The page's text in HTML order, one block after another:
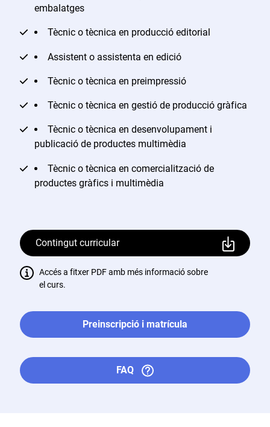
embalatges
Tècnic o tècnica en producció editorial
Assistent o assistenta en edició
Tècnic o tècnica en preimpressió
Tècnic o tècnica en gestió de producció gràfica
Tècnic o tècnica en desenvolupament i
publicació de productes multimèdia
Tècnic o tècnica en comercialització de
productes gràfics i multimèdia
Contingut curricular
Accés a fitxer PDF amb més informació sobre
el curs.
Preinscripció i matrícula
FAQ